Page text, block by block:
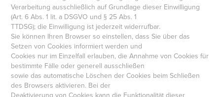
Verarbeitung ausschließlich auf Grundlage dieser Einwilligung
(Art. 6 Abs. 1 lit. a DSGVO und § 25 Abs. 1
TTDSG); die Einwilligung ist jederzeit widerrufbar.
Sie können Ihren Browser so einstellen, dass Sie über das
Setzen von Cookies informiert werden und
Cookies nur im Einzelfall erlauben, die Annahme von Cookies für
bestimmte Fälle oder generell ausschließen
sowie das automatische Löschen der Cookies beim Schließen
des Browsers aktivieren. Bei der
Deaktivierung von Cookies kann die Funktionalität dieser